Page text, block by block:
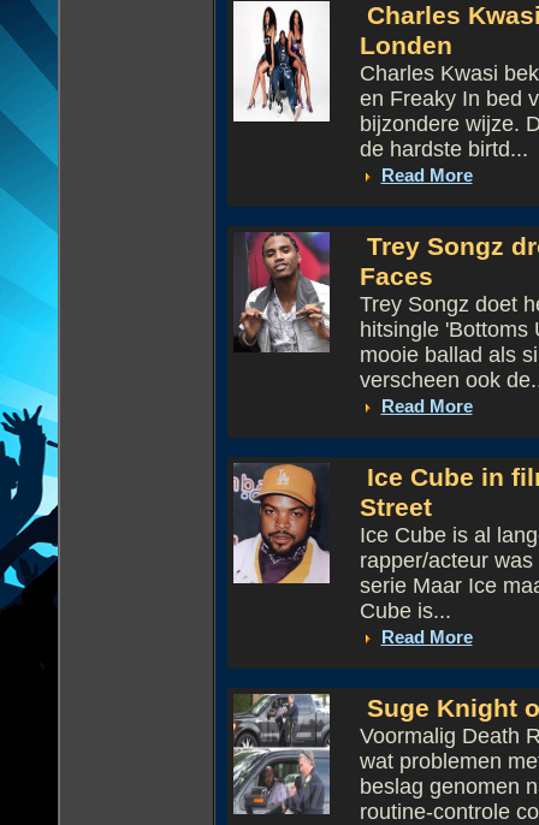
Charles
Londen
Charles Kwasi
en Freaky In bed
bijzondere wijze.
de hardste birtd...
Read More
Trey Songz
Faces
Trey Songz doet
hitsingle 'Bottoms
mooie ballad als
verscheen ook
Read More
Ice Cube in
Street
Ice Cube is al
rapper/acteur
serie Maar Ice
Cube is...
Read More
Suge Knight
Voormalig Death
wat problemen
beslag genomen
routine-controle